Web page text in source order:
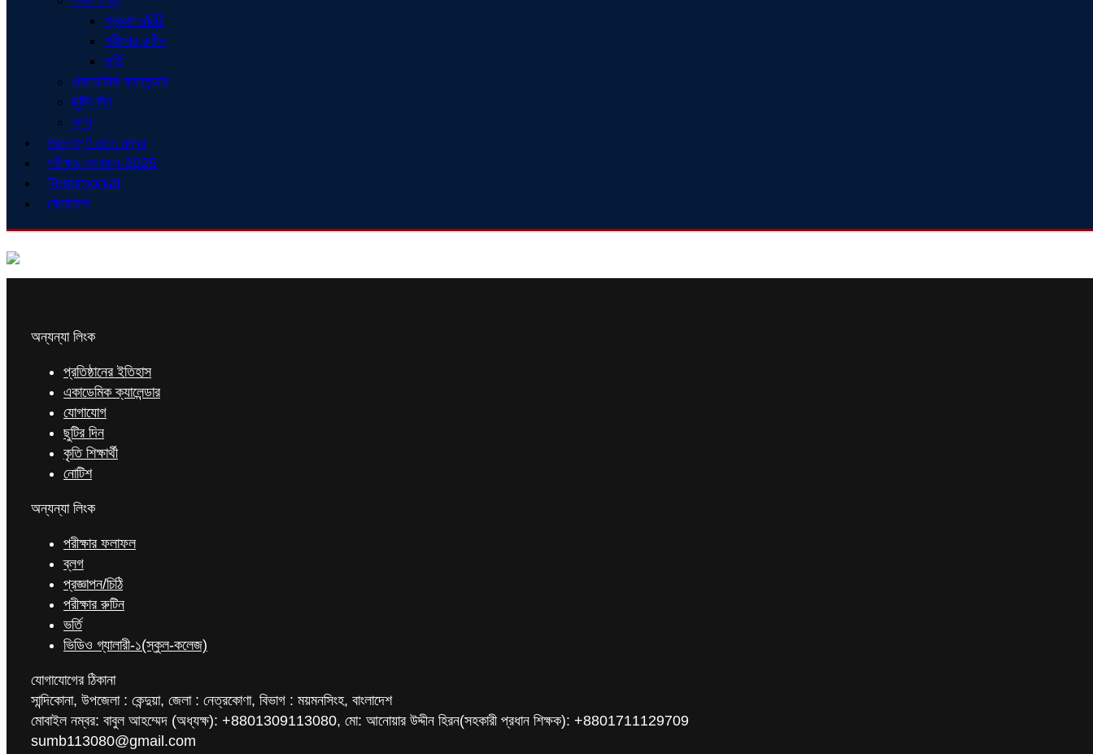
প্রজ্ঞাপন/চিঠি
পরীক্ষার রুটিন
ভর্তি
একাডেমিক ক্যালেন্ডার
ছুটির দিন
ব্লগ
গুরুত্বপূর্ণ ফোন নম্বর
পরীক্ষার ফলাফল-2025
Testimonial
যোগাযোগ
অন্যন্যা লিংক
প্রতিষ্ঠানের ইতিহাস
একাডেমিক ক্যালেন্ডার
যোগাযোগ
ছুটির দিন
কৃতি শিক্ষার্থী
নোটিশ
অন্যন্যা লিংক
পরীক্ষার ফলাফল
ব্লগ
প্রজ্ঞাপন/চিঠি
পরীক্ষার রুটিন
ভর্তি
ভিডিও গ্যালারী-১(স্কুল-কলেজ)
যোগাযোগের ঠিকানা
সান্দিকোনা, উপজেলা : কেন্দুয়া, জেলা : নেত্রকোণা, বিভাগ : ময়মনসিংহ, বাংলাদেশ
মোবাইল নম্বর: বাবুল আহম্মেদ (অধ্যক্ষ): +8801309113080, মো: আনোয়ার উদ্দীন হিরন(সহকারী প্রধান শিক্ষক): +8801711129709
sumb113080@gmail.com